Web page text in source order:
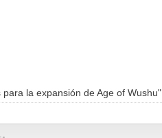
para la expansión de Age of Wushu"